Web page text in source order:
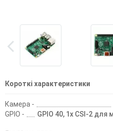
Короткі характеристики
Камера -
GPIO -
GPIO 40, 1x CSI-2 для